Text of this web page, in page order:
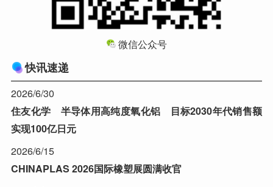
微信公众号
快讯速递
2026/6/30
住友化学 半导体用高纯度氧化铝 目标2030年代销售额
实现100亿日元
2026/6/15
CHINAPLAS 2026国际橡塑展圆满收官